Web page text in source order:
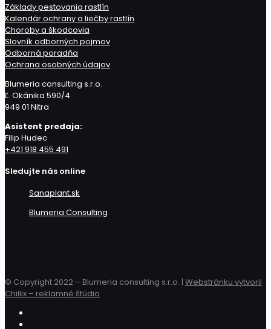
Základy pestovania rastlín
Kalendár ochrany a liečby rastlín
Choroby a škodcovia
Slovník odborných pojmov
Odborná poradňa
Ochrana osobných údajov
Blumeria consulting s.r.o.
Ľ. Okánika 590/4
949 01 Nitra
Asistent predaja:
Filip Hudec
+421 918 455 491
Sledujte nás online
Sanaplant.sk
Blumeria Consulting
© Copyright 2022 – Blumeria consulting s.r.o. | Webstránku vytvoril
Chillix – reklamné štúdio